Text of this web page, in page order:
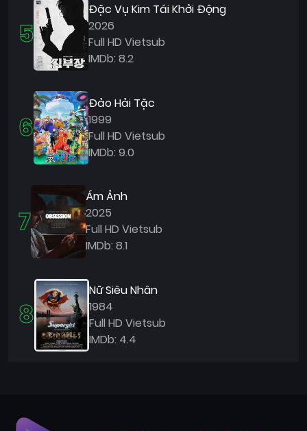
5
Đặc Vụ Kim Tái Khởi Động
2026
Full HD Vietsub
IMDb: 8.2
6
Đảo Hải Tặc
1999
Full HD Vietsub
IMDb: 9.0
7
Ám Ảnh
2025
Full HD Vietsub
IMDb: 8.1
8
Nữ Siêu Nhân
1984
Full HD Vietsub
IMDb: 4.4